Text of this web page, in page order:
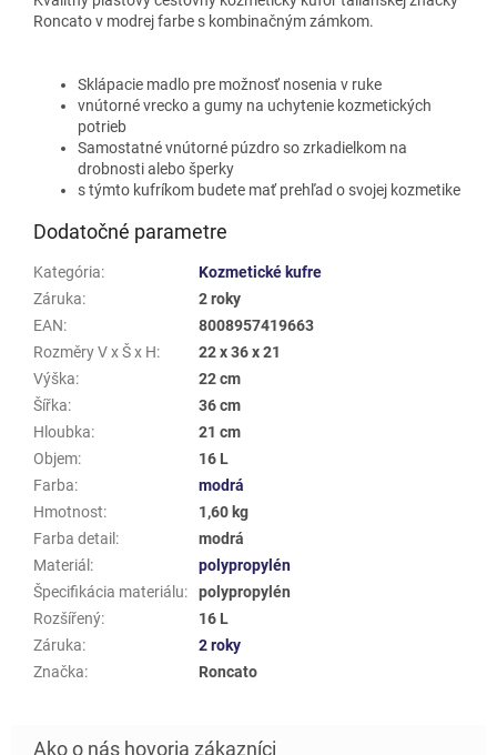
Roncato v modrej farbe s kombinačným zámkom.
Sklápacie madlo pre možnosť nosenia v ruke
vnútorné vrecko a gumy na uchytenie kozmetických
potrieb
Samostatné vnútorné púzdro so zrkadielkom na
drobnosti alebo šperky
s týmto kufríkom budete mať prehľad o svojej kozmetike
Dodatočné parametre
Kategória:
Kozmetické kufre
Záruka:
2 roky
EAN:
8008957419663
Rozměry V x Š x H:
22 x 36 x 21
Výška:
22 cm
Šířka:
36 cm
Hloubka:
21 cm
Objem:
16 L
Farba:
modrá
Hmotnost:
1,60 kg
Farba detail :
modrá
Materiál :
polypropylén
Špecifikácia materiálu:
polypropylén
Rozšířený:
16 L
Záruka:
2 roky
Značka: Roncato